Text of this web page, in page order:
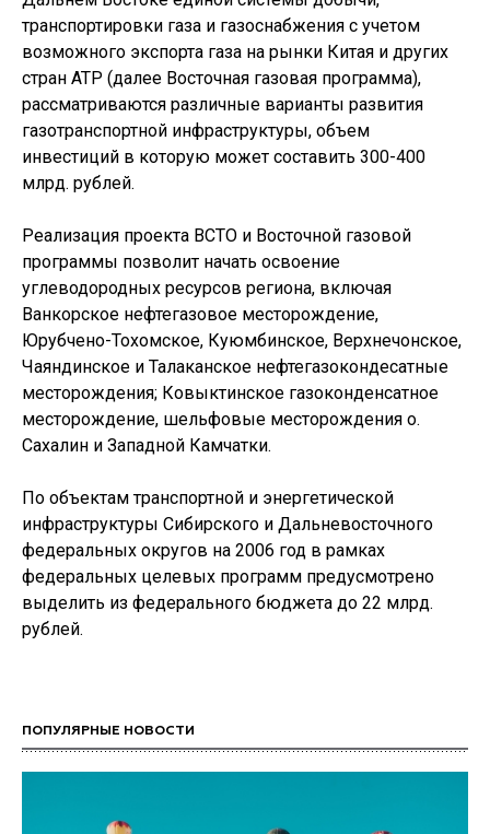
транспортировки газа и газоснабжения с учетом
возможного экспорта газа на рынки Китая и других
стран АТР (далее Восточная газовая программа),
рассматриваются различные варианты развития
газотранспортной инфраструктуры, объем
инвестиций в которую может составить 300-400
млрд. рублей.
Реализация проекта ВСТО и Восточной газовой
программы позволит начать освоение
углеводородных ресурсов региона, включая
Ванкорское нефтегазовое месторождение,
Юрубчено-Тохомское, Куюмбинское, Верхнечонское,
Чаяндинское и Талаканское нефтегазокондесатные
месторождения; Ковыктинское газоконденсатное
месторождение, шельфовые месторождения о.
Сахалин и Западной Камчатки.
По объектам транспортной и энергетической
инфраструктуры Сибирского и Дальневосточного
федеральных округов на 2006 год в рамках
федеральных целевых программ предусмотрено
выделить из федерального бюджета до 22 млрд.
рублей.
ПОПУЛЯРНЫЕ НОВОСТИ